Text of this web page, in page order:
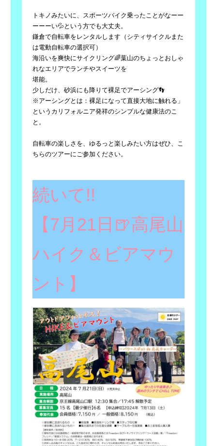
トキノみたいに、スポーツバイク乗ったことがなーー
ーーーい💦という方でも大丈夫。
鎌倉で自転車をレンタルします（シティサイクルまた
は電動自転車の選択可）
海沿いを爽快にサイクリング🌈葉山のちょっとおしゃ
れなエリアでランチやスイーツを
堪能。
少しだけ、砂浜にも降りて裸足でアーシング👣
※アーシングとは：裸足になって直接大地に触れる」
というカリフォルニア発祥のシンプルな健康法のこ
と。
自転車の楽しさを、ゆるっと楽しみたい方はぜひ、こ
ちらのツアーにご参加ください。
続いて!!
【7月21日🍺高尾山
ハイク＆ビアマウ
ント】